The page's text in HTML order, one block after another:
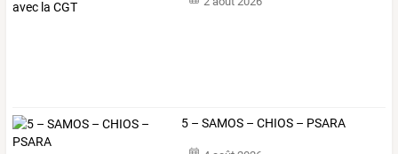
5 – SAMOS – CHIOS – PSARA